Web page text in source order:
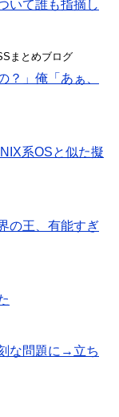
いて誰も指摘し
まとめブログ
？」俺「あぁ、
系OSと似た擬
の王、有能すぎ
な問題に→立ち